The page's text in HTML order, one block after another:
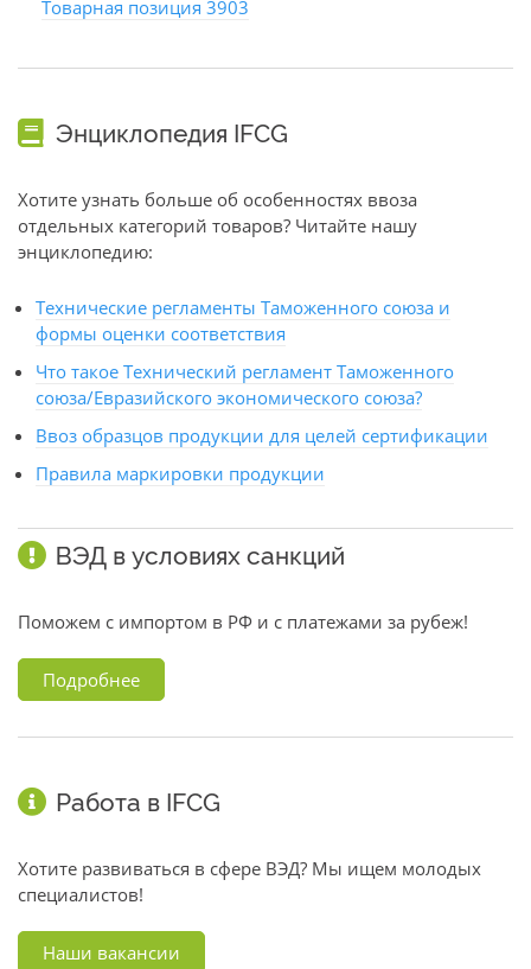
Товарная позиция 3903
Энциклопедия IFCG
Хотите узнать больше об особенностях ввоза
отдельных категорий товаров? Читайте нашу
энциклопедию:
Технические регламенты Таможенного союза и
формы оценки соответствия
Что такое Технический регламент Таможенного
союза/Евразийского экономического союза?
Ввоз образцов продукции для целей сертификации
Правила маркировки продукции
ВЭД в условиях санкций
Поможем с импортом в РФ и с платежами за рубеж!
Подробнее
Работа в IFCG
Хотите развиваться в сфере ВЭД? Мы ищем молодых
специалистов!
Наши вакансии